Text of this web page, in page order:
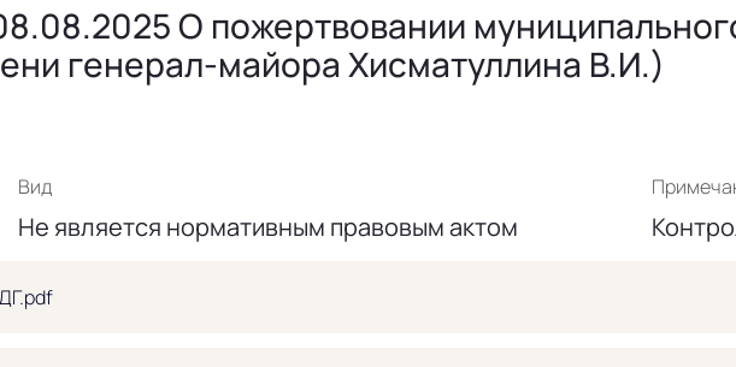
О пожертвовании
генерал-майора Хисматуллина В.И.)
Вид
Не является нормативным правовым актом